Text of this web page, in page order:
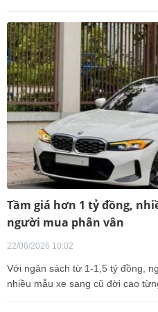
Tầm giá hơn 1 tỷ đồng,
người mua phân vân
22/06/2026 10:02
Với ngân sách từ 1-1,5 tỷ đồng,
nhiều mẫu xe sang cũ đời cao